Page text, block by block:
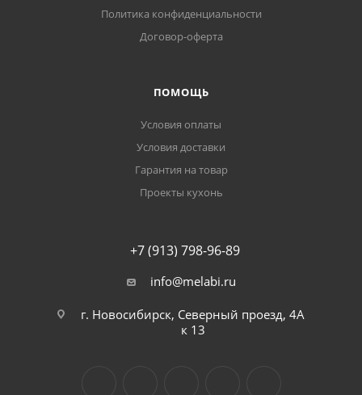
Политика конфиденциальности
Договор-оферта
ПОМОЩЬ
Условия оплаты
Условия доставки
Гарантия на товар
Проекты кухонь
+7 (913) 798-96-89
info@melabi.ru
г. Новосибирск, Северный проезд, 4А
к 13